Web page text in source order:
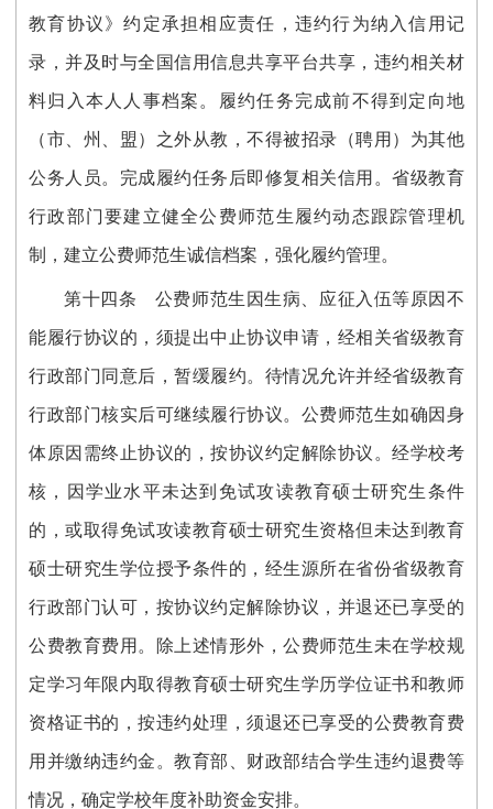
教育协议》约定承担相应责任，违约行为纳入信用记
录，并及时与全国信用信息共享平台共享，违约相关材
料归入本人人事档案。履约任务完成前不得到定向地
（市、州、盟）之外从教，不得被招录（聘用）为其他
公务人员。完成履约任务后即修复相关信用。省级教育
行政部门要建立健全公费师范生履约动态跟踪管理机
制，建立公费师范生诚信档案，强化履约管理。
第十四条 公费师范生因生病、应征入伍等原因不
能履行协议的，须提出中止协议申请，经相关省级教育
行政部门同意后，暂缓履约。待情况允许并经省级教育
行政部门核实后可继续履行协议。公费师范生如确因身
体原因需终止协议的，按协议约定解除协议。经学校考
核，因学业水平未达到免试攻读教育硕士研究生条件
的，或取得免试攻读教育硕士研究生资格但未达到教育
硕士研究生学位授予条件的，经生源所在省份省级教育
行政部门认可，按协议约定解除协议，并退还已享受的
公费教育费用。除上述情形外，公费师范生未在学校规
定学习年限内取得教育硕士研究生学历学位证书和教师
资格证书的，按违约处理，须退还已享受的公费教育费
用并缴纳违约金。教育部、财政部结合学生违约退费等
情况，确定学校年度补助资金安排。